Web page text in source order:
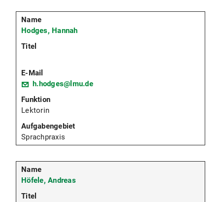
Hodges, Hannah
h.hodges@lmu.de
Lektorin
Sprachpraxis
Höfele, Andreas